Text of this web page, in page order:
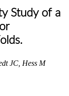
Study of a
JC, Hess M